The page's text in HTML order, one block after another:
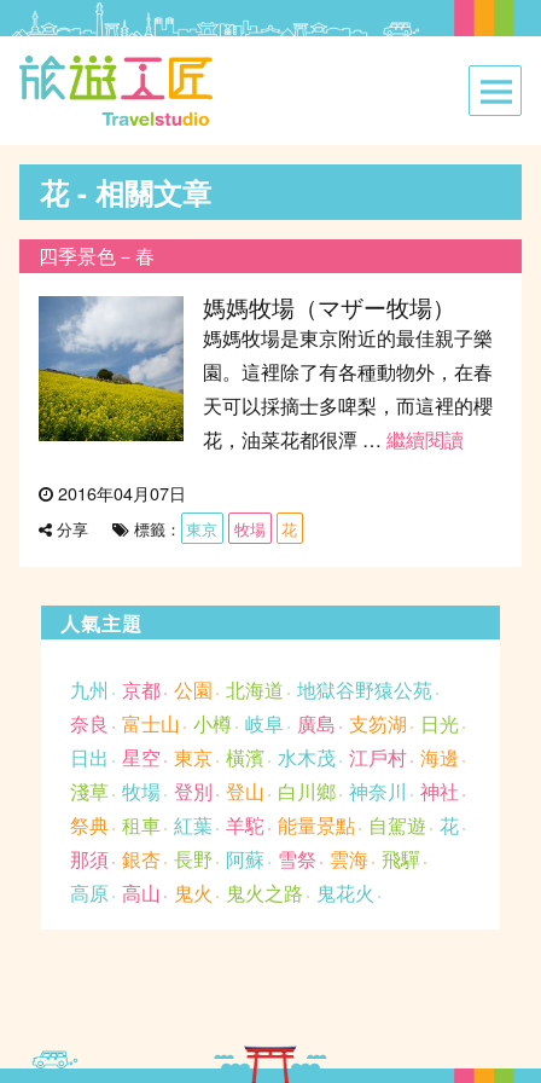
花 - 相關文章
四季景色－春
媽媽牧場（マザー牧場）
媽媽牧場是東京附近的最佳親子樂
園。這裡除了有各種動物外，在春
天可以採摘士多啤梨，而這裡的櫻
花，油菜花都很潭 … 繼續閱讀
發
表
2016年04月07日
分享 標籤： 東京 牧場 花
人氣主題
九州 京都 公園 北海道 地獄谷野猿公苑
奈良
富士山 小樽 岐阜 廣島 支笏湖
日光
日出 星空 東京 橫濱 水木茂 江戶村 海邊
淺草 牧場 登別 登山 白川鄉 神奈川 神社
祭典 租車 紅葉 羊駝 能量景點 自駕遊 花
那須 銀杏 長野 阿蘇 雪祭 雲海 飛驒
高原 高山 鬼火 鬼火之路 鬼花火